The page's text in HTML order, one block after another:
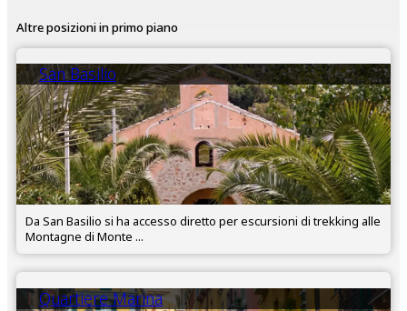
Altre posizioni in primo piano
San Basilio
Da San Basilio si ha accesso diretto per escursioni di trekking alle
Montagne di Monte ...
Quartiere Marina